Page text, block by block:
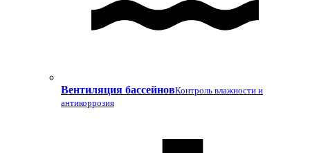
Вентиляция бассейновКонтроль влажности и
антикоррозия